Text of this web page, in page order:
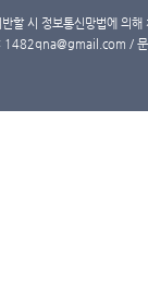
할 시 정보통신망법에 의
: 1482qna@gmail.com /